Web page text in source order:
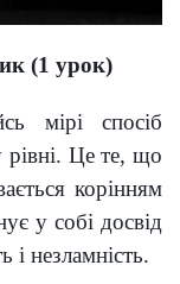
(1 урок)
мірі спосіб
рівні. Це те, що
корінням
у собі досвід
і незламність.